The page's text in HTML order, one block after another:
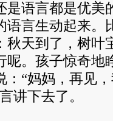
是语言都是优美
语言生动起来。
秋天到了，树叶
呢。孩子惊奇地
：“妈妈，再见
讲下去了。